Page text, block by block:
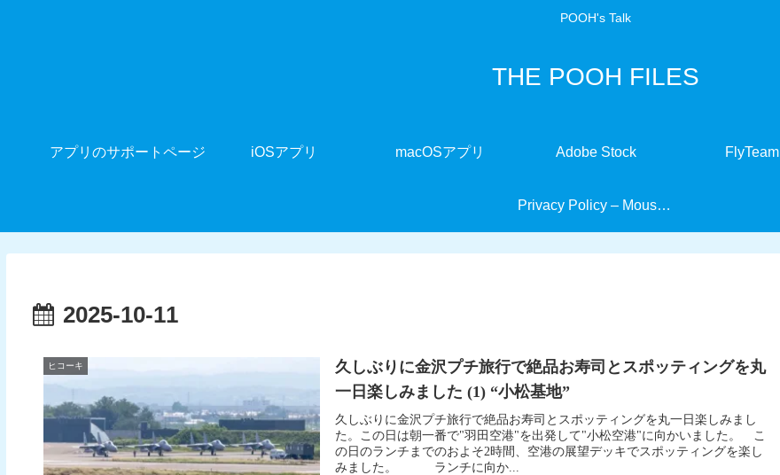
POOH's Talk
THE POOH FILES
アプリのサポートページ iOSアプリ macOSアプリ Adobe Stock FlyTeam
Privacy Policy – MouseMate
2025-10-11
ヒコーキ
久しぶりに金沢プチ旅行で絶品お寿司とスポッティングを丸
一日楽しみました (1) “小松基地”
久しぶりに金沢プチ旅行で絶品お寿司とスポッティングを丸一日楽しみまし
た。この日は朝一番で"羽田空港"を出発して"小松空港"に向かいました。 こ
の日のランチまでのおよそ2時間、空港の展望デッキでスポッティングを楽し
みました。 ランチに向か...